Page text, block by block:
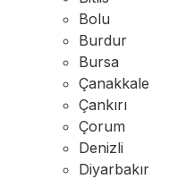
Bolu
Burdur
Bursa
Çanakkale
Çankırı
Çorum
Denizli
Diyarbakır